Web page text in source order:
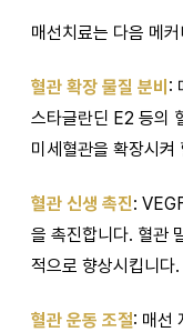
매선치료는 다음 메
혈관 확장 물질 분비 :
스타글란딘 E2 등의
미세혈관을 확장시켜
혈관 신생 촉진:
을 촉진합니다. 혈관
적으로 향상시킵니다.
혈관 운동 조절: 매선